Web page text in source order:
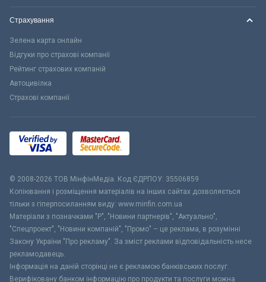
Страхування
Зелена карта онлайн
Відгуки про страхові компанії
Рейтинг страхових компаній
Автоцивілка
Страхові компанії
© 2008-2026 ТОВ МiнфiнМедiа. Код ЄДРПОУ: 35506859
Копіювання і розміщення матеріалів на інших сайтах дозволяється
тільки з гіперпосиланням виду: www.minfin.com.ua
Матеріали з позначками "Р", "Новини партнерів", "Актуально",
"Спецпроект", "Новини компаній", "Промо" – це реклама, в розумінні
Закону України "Про рекламу". За зміст реклами відповідальність несе
рекламодавець.
Інформація на даній сторінці не є рекламою банківських послуг.
Верифіковану банком інформацію про продукти та послуги можна